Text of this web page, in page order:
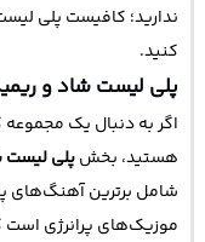
ندارید؛ کافیست پلی
کنید.
پلی لیست شاد و
اگر به دنبال یک
هستید، بخشپلی لیست
شامل برترین